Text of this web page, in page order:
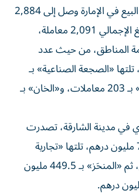
أفاد التقرير بأن عدد معاملات البيع في الإمارة وصل إلى 2,884
معاملة. وفي مدينة الشارقة بلغ الإجمالي 2,091 معاملة،
المناطق، من حيث عدد
بـ 442 معاملة، تلتها «الصجعة الصناعية» بـ
244 معاملة، ثم «حي حوشي» بـ 203 معاملات، و«الخان» بـ
في مدينة الشارقة، تصدرت
«الصجعة الصناعية» بـ 715.4 مليون درهم، تلتها «تجارية
مويلح» بـ 516.3 مليون درهم، ثم «المنحَز» بـ 449.5 مليون